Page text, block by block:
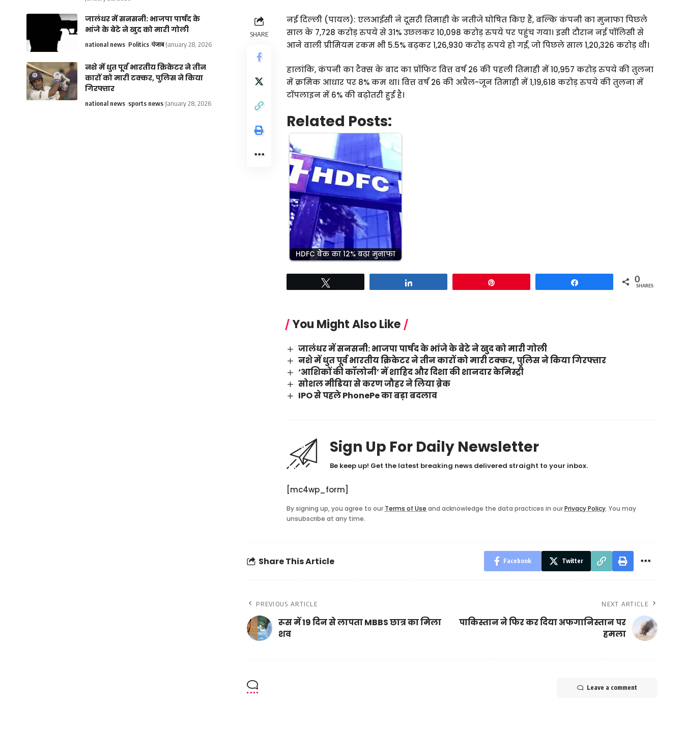
SHARE
नई दिल्ली (पायल): एलआईसी ने दूसरी तिमाही के नतीजे घोषित किए हैं, बल्कि कंपनी का मुनाफा पिछले
साल के 7,728 करोड़ रुपये से 31% उछलकर 10,098 करोड़ रुपये पर पहुंच गया। इसी दौरान नई पॉलिसी से
आने वाली प्रीमियम रकम भी 5.5% बढ़कर 1,26,930 करोड़ रुपये हो गई, जो पिछले साल 1,20,326 करोड़ थी।
हालांकि, कंपनी का टैक्स के बाद का प्रॉफिट वित्त वर्ष 26 की पहली तिमाही में 10,957 करोड़ रुपये की तुलना
में क्रमिक आधार पर 8% कम था। वित्त वर्ष 26 की अप्रैल-जून तिमाही में 1,19,618 करोड़ रुपये की तुलना में
टॉपलाइन में 6% की बढ़ोतरी हुई है।
Related Posts:
HDFC बैंक​​​​​​​ का 12% बढ़ा मुनाफा
0
SHARES
You Might Also Like
जालंधर में सनसनी: भाजपा पार्षद के भांजे के बेटे ने खुद को मारी गोली
नशे में धुत पूर्व भारतीय क्रिकेटर ने तीन कारों को मारी टक्कर, पुलिस ने किया गिरफ्तार
‘आशिकों की कॉलोनी’ में शाहिद और दिशा की शानदार केमिस्ट्री
सोशल मीडिया से करण जौहर ने लिया ब्रेक
IPO से पहले PhonePe का बड़ा बदलाव
Sign Up For Daily Newsletter
Be keep up! Get the latest breaking news delivered straight to your inbox.
[mc4wp_form]
By signing up, you agree to our Terms of Use and acknowledge the data practices in ourPrivacy Policy. You may
unsubscribe at any time.
Share This Article Facebook Twitter
PREVIOUS ARTICLE
रूस में 19 दिन से लापता MBBS छात्र का मिला
शव
NEXT ARTICLE
पाकिस्तान ने फिर कर दिया अफगानिस्तान पर
हमला
Leave a comment
जालंधर में सनसनी: भाजपा पार्षद के
भांजे के बेटे ने खुद को मारी गोली
national news Politics पंजाब January 28, 2026
नशे में धुत पूर्व भारतीय क्रिकेटर ने तीन
कारों को मारी टक्कर, पुलिस ने किया
गिरफ्तार
national news sports news January 28, 2026